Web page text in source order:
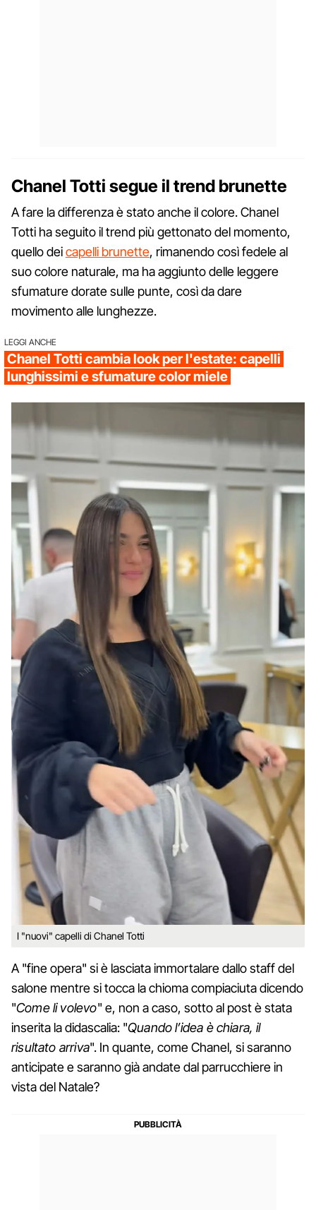
Chanel Totti segue il trend brunette
A fare la differenza è stato anche il colore. Chanel
Totti ha seguito il trend più gettonato del momento,
quello deicapelli brunette, rimanendo così fedele al
suo colore naturale, ma ha aggiunto delle leggere
sfumature dorate sulle punte, così da dare
movimento alle lunghezze.
LEGGI ANCHE
Chanel Totti cambia look per l'estate: capelli
lunghissimi e sfumature color miele
I "nuovi" capelli di Chanel Totti
A "fine opera" si è lasciata immortalare dallo staff del
salone mentre si tocca la chioma compiaciuta dicendo
"Come li volevo" e, non a caso, sotto al post è stata
inserita la didascalia: "Quando l’idea è chiara, il
risultato arriva". In quante, come Chanel, si saranno
anticipate e saranno già andate dal parrucchiere in
vista del Natale?